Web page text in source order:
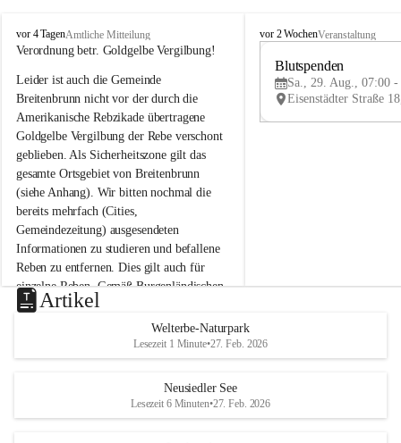
B
r
i
t
e
n
b
r
u
n
n
a
m
N
e
u
s
d
S
vor 4 TagenAmtliche Mitteilung
Verordnung betr. Goldgelbe Vergilbung!
Leider ist auch die Gemeinde
Breitenbrunn nicht vor der durch die
Amerikanische Rebzikade übertragene
Goldgelbe Vergilbung der Rebe verschont
geblieben. Als Sicherheitszone gilt das
gesamte Ortsgebiet von Breitenbrunn
(siehe Anhang). Wir bitten nochmal die
bereits mehrfach (Cities,
Gemeindezeitung) ausgesendeten
Informationen zu studieren und befallene
Reben zu entfernen. Dies gilt auch für
einzelne Reben. Gemäß Burgenländischen
Weinbaugesetz sind nicht gepflegte oder
unzulässige Weingärten zu roden! Bitte
helfen wir zusammen um unsere Winzer
vor den prognostizierten Ernteausfällen
und den daraus folgenden wirtschaftlichen
B
e
u
e
d
r
S
vor 2 WochenVeranstaltung
Blutspenden
Sa., 29. Aug., 07:00 -
Artikel
Welterbe-Naturpark
Lesezeit 1 Minute•27. Feb. 2026
Neusiedler See
Lesezeit 6 Minuten•27. Feb. 2026